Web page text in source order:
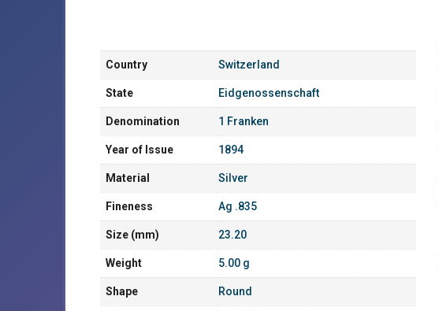
Country Switzerland
State Eidgenossenschaft
Denomination 1 Franken
Year of Issue 1894
Material Silver
Fineness Ag .835
Size (mm) 23.20
Weight 5.00 g
Shape Round